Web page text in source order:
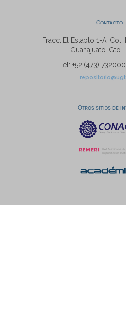
Contacto
Fracc. El Establo 1-A, Col.
Guanajuato,
Tel: +52 (473)
Otros sitios de